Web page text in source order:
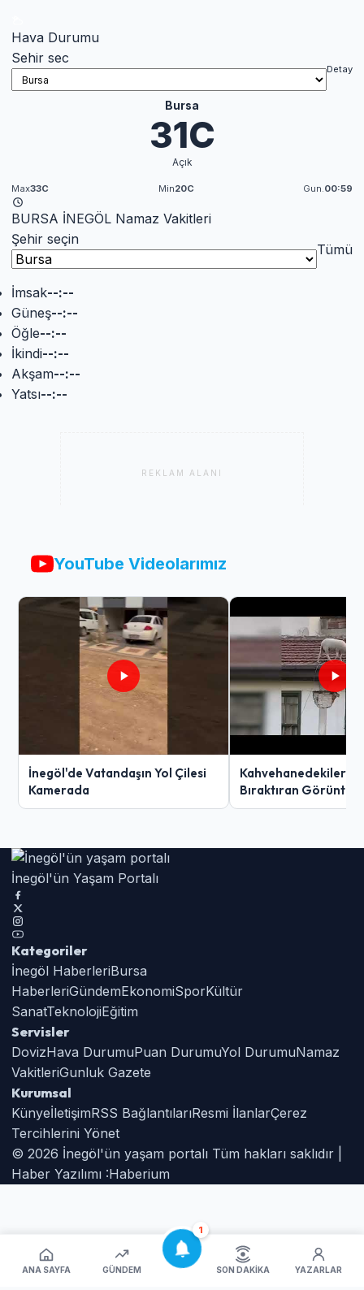
ANA SAYFA GÜNDEM
1
SON DAKIKA YAZARLAR
Hava Durumu
Sehir sec
Detay
Bursa
31C
Açık
Max33C Min20C Gun.00:59
BURSA İNEGÖL Namaz Vakitleri
Şehir seçin
Tümü
İmsak--:--
Güneş--:--
Öğle--:--
İkindi--:--
Akşam--:--
Yatsı--:--
REKLAM ALANI
YouTube Videolarımız
İnegöl'de Vatandaşın Yol Çilesi
Kamerada
Kahvehanedekiler
Bıraktıran Görüntü!
İnegöl'ün Yaşam Portalı
Kategoriler
İnegöl HaberleriBursa
HaberleriGündemEkonomiSporKültür
SanatTeknolojiEğitim
Servisler
DovizHava DurumuPuan DurumuYol DurumuNamaz
VakitleriGunluk Gazete
Kurumsal
KünyeİletişimRSS BağlantılarıResmi İlanlarÇerez
Tercihlerini Yönet
© 2026 İnegöl'ün yaşam portalı Tüm hakları saklıdır |
Haber Yazılımı :Haberium